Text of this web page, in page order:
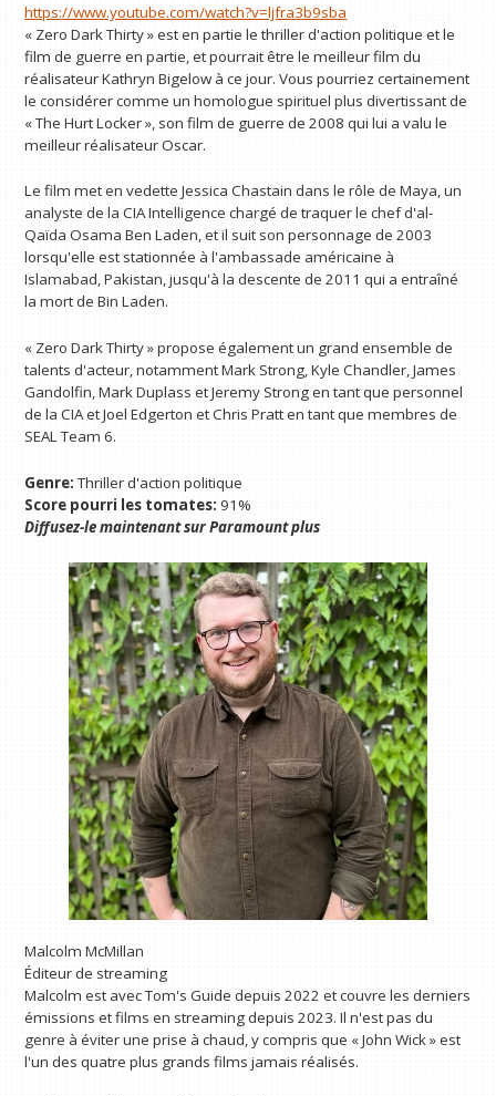
https://www.youtube.com/watch?v=ljfra3b9sba
« Zero Dark Thirty » est en partie le thriller d'action politique et le
film de guerre en partie, et pourrait être le meilleur film du
réalisateur Kathryn Bigelow à ce jour. Vous pourriez certainement
le considérer comme un homologue spirituel plus divertissant de
« The Hurt Locker », son film de guerre de 2008 qui lui a valu le
meilleur réalisateur Oscar.
Le film met en vedette Jessica Chastain dans le rôle de Maya, un
analyste de la CIA Intelligence chargé de traquer le chef d'al-
Qaïda Osama Ben Laden, et il suit son personnage de 2003
lorsqu'elle est stationnée à l'ambassade américaine à
Islamabad, Pakistan, jusqu'à la descente de 2011 qui a entraîné
la mort de Bin Laden.
« Zero Dark Thirty » propose également un grand ensemble de
talents d'acteur, notamment Mark Strong, Kyle Chandler, James
Gandolfin, Mark Duplass et Jeremy Strong en tant que personnel
de la CIA et Joel Edgerton et Chris Pratt en tant que membres de
SEAL Team 6.
Genre:Thriller d'action politique
Score pourri les tomates: 91%
Diffusez-le maintenant surParamount plus
Malcolm McMillan
Éditeur de streaming
Malcolm est avec Tom's Guide depuis 2022 et couvre les derniers
émissions et films en streaming depuis 2023. Il n'est pas du
genre à éviter une prise à chaud, y compris que « John Wick » est
l'un des quatre plus grands films jamais réalisés.